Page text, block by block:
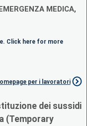
MEDICA,
Click here for more
per i lavoratori
dei sussidi
(Temporary